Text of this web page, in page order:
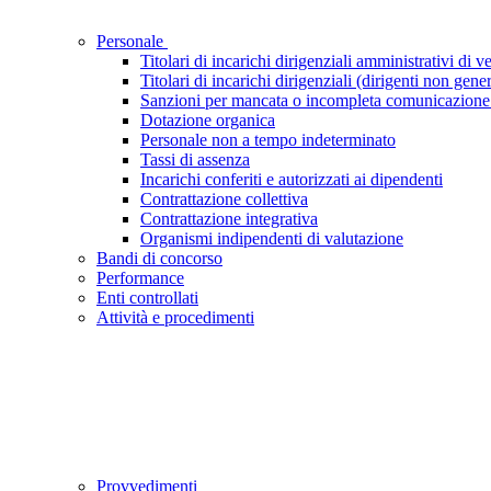
Personale
Titolari di incarichi dirigenziali amministrativi di
Titolari di incarichi dirigenziali (dirigenti non
Sanzioni per mancata o incompleta
Dotazione organica
Personale non a tempo indeterminato
Tassi di assenza
Incarichi conferiti e autorizzati ai dipendenti
Contrattazione collettiva
Contrattazione integrativa
Organismi indipendenti di valutazione
Bandi di concorso
Performance
Enti controllati
Attività e procedimenti
Provvedimenti